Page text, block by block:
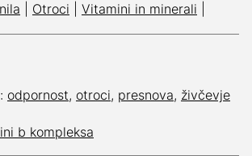
Otroci Vitamini in minerali
odpornost, otroci, presnova, živčevje
b kompleksa